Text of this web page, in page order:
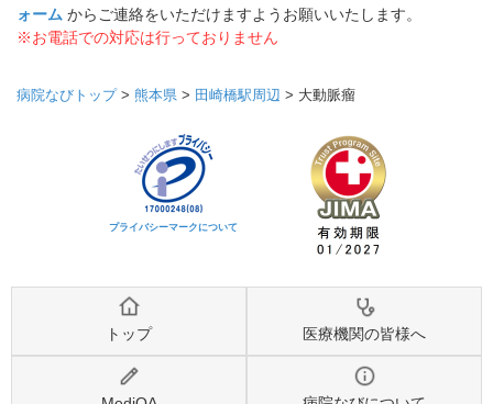
ォーム からご連絡をいただけますようお願いいたします。
※お電話での対応は行っておりません
病院なびトップ> 熊本県 > 田崎橋駅周辺 > 大動脈瘤
プライバシーマークについて
トップ 医療機関の皆様へ